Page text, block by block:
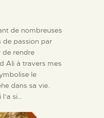
de nombreuses
de passion par
de rendre
Ali à travers mes
le
dans sa vie.
si…